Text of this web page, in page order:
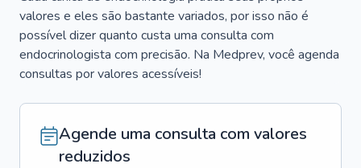
valores e eles são bastante variados, por isso não é
possível dizer quanto custa uma consulta com
endocrinologista com precisão. Na Medprev, você agenda
consultas por valores acessíveis!
Agende uma consulta com valores
reduzidos